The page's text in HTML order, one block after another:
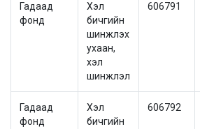
Гадаад
фонд
Хэл
бичгийн
шинжлэх
ухаан,
хэл
шинжлэл
606791
Гадаад
фонд
Хэл
бичгийн
606792